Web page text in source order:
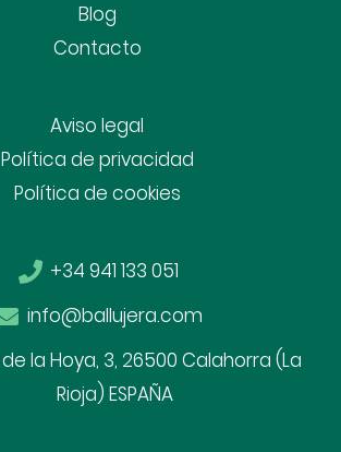
Blog
Contacto
Aviso legal
Política de privacidad
Política de cookies
+34 941 133 051
info@ballujera.com
la Hoya, 3, 26500 Calahorra (La
Rioja) ESPAÑA